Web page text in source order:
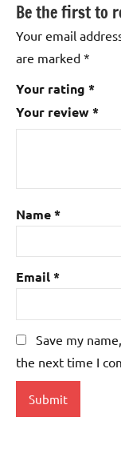
Be the first
Your email
are marked *
Your rating *
Your review*
Name*
Email*
Save my
the next time I